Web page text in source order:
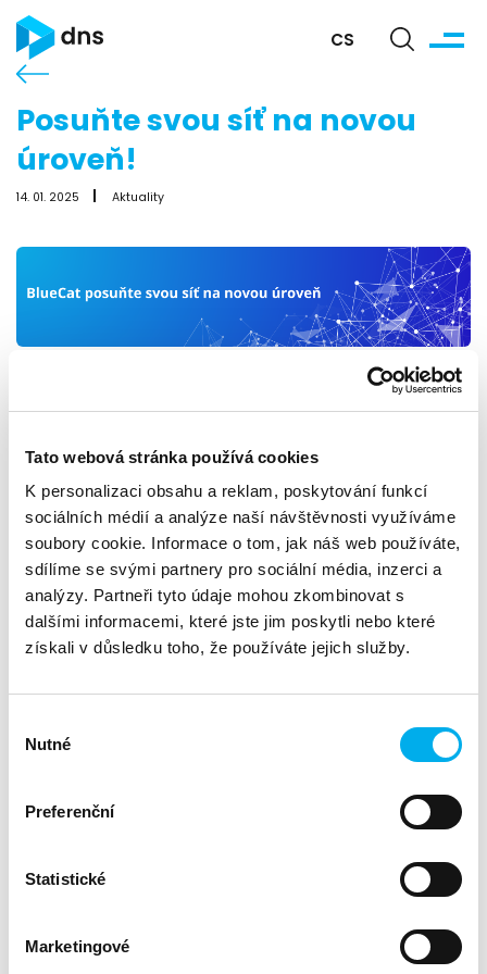
Tato webová stránka používá cookies
K personalizaci obsahu a reklam, poskytování funkcí
sociálních médií a analýze naší návštěvnosti využíváme
soubory cookie. Informace o tom, jak náš web používáte,
sdílíme se svými partnery pro sociální média, inzerci a
analýzy. Partneři tyto údaje mohou zkombinovat s
dalšími informacemi, které jste jim poskytli nebo které
získali v důsledku toho, že používáte jejich služby.
souhlasu
Nutné
Preferenční
Statistické
Marketingové
CS
Posuňte svou síť na novou
úroveň!
14. 01. 2025 Aktuality
Optimalizujte svou síť s DDI řešením od BlueCat
BlueCat přináší integrované řešení pro DNS, DHCP a IPAM -
tzv. DDI
Správa sítě může být ještě jednodušší.
Jedna platforma: Kompletní kontrola nad vašimi IP
adresami a jejich překladem.
Automatizace: Rychlejší procesy a méně ruční práce.
ochrany proti hrozbám v síti.
Přehlednost: Vše potřebné v reálném čase a na jenom
místě.
Ať už spravujete lokální infrastrukturu nebo hybridní cloudové
Kontaktujte nás pro více informací - Jan Váša, tel: 722 446